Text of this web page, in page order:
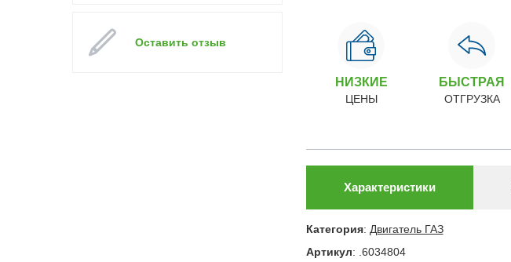
Оставить отзыв
НИЗКИЕ
ЦЕНЫ
БЫСТРАЯ
ОТГРУЗКА
Характеристики
Категория: Двигатель ГАЗ
Артикул: .6034804